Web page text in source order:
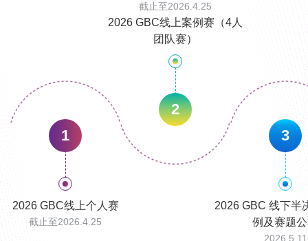
1
2026 GBC线上个人赛
截止至2026.4.25
2
2026 GBC线上案例赛（4人
团队赛）
截止至2026.4.25
3
2026 GBC 线下半
例及赛题
2026.5.11